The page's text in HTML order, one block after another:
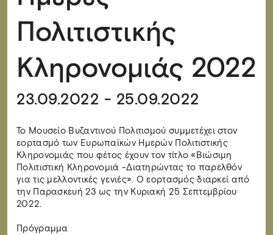
Πολιτιστικής
Κληρονομιάς 2022
23.09.2022 - 25.09.2022
Το Μουσείο Βυζαντινού Πολιτισμού συμμετέχει στον
εορτασμό των Ευρωπαϊκών Ημερών Πολιτιστικής
Κληρονομιάς που φέτος έχουν τον τίτλο «Βιώσιμη
Πολιτιστική Κληρονομιά -Διατηρώντας το παρελθόν
για τις μελλοντικές γενιές». Ο εορτασμός διαρκεί από
την Παρασκευή 23 ως την Κυριακή 25 Σεπτεμβρίου
2022.
Πρόγραμμα